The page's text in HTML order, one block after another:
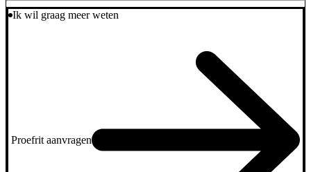
Ik wil graag meer weten
Proefrit aanvragen